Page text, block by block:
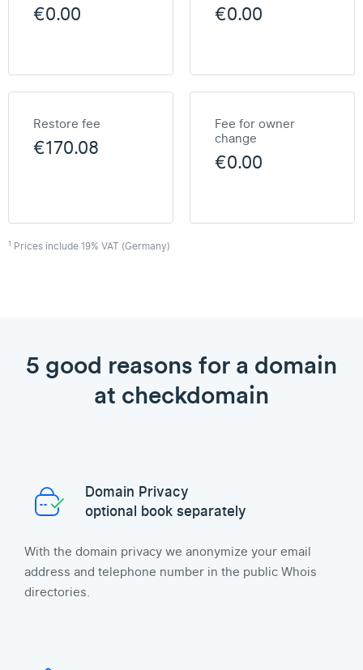
€0.00 €0.00
Restore fee
€170.08
Fee for owner
change
€0.00
1 Prices include 19% VAT (Germany)
5 good reasons for a domain
at checkdomain
Domain Privacy
optional book separately
With the domain privacy we anonymize your email
address and telephone number in the public Whois
directories.